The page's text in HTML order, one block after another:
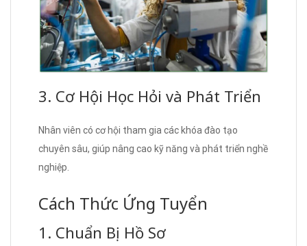
3. Cơ Hội Học Hỏi và Phát Triển
Nhân viên có cơ hội tham gia các khóa đào tạo
chuyên sâu, giúp nâng cao kỹ năng và phát triển nghề
nghiệp.
Cách Thức Ứng Tuyển
1. Chuẩn Bị Hồ Sơ